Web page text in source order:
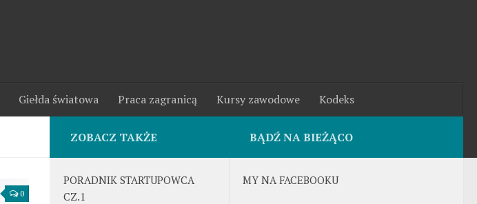
Giełda światowa Praca zagranicą Kursy zawodowe Kodeks
0
BĄDŹ NA BIEŻĄCO
MY NA FACEBOOKU
ZOBACZ TAKŻE
PORADNIK STARTUPOWCA
CZ.1